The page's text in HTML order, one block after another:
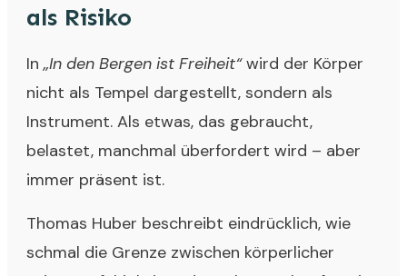
als Risiko
In „In den Bergen ist Freiheit“wird der Körper
nicht als Tempel dargestellt, sondern als
Instrument. Als etwas, das gebraucht,
belastet, manchmal überfordert wird – aber
immer präsent ist.
Thomas Huber beschreibt eindrücklich, wie
schmal die Grenze zwischen körperlicher